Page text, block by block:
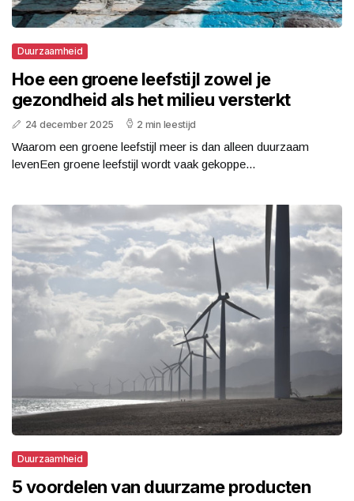
Duurzaamheid
Hoe een groene leefstijl zowel je
gezondheid als het milieu versterkt
24 december 2025 2 min leestijd
Waarom een groene leefstijl meer is dan alleen duurzaam
levenEen groene leefstijl wordt vaak gekoppe...
Duurzaamheid
5 voordelen van duurzame producten